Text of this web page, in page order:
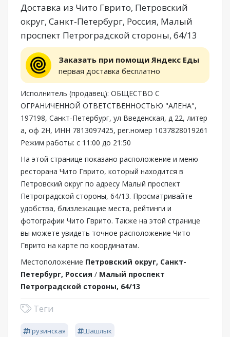
Доставка из Чито Гврито, Петровский
округ, Санкт-Петербург, Россия, Малый
проспект Петроградской стороны, 64/13
Заказать при помощи Яндекс Еды
первая доставка бесплатно
Исполнитель (продавец): ОБЩЕСТВО С
ОГРАНИЧЕННОЙ ОТВЕТСТВЕННОСТЬЮ "АЛЕНА",
197198, Санкт-Петербург, ул Введенская, д 22, литер
а, оф 2Н, ИНН 7813097425, рег.номер 1037828019261
Режим работы: с 11:00 до 21:50
На этой странице показано расположение и меню
ресторана Чито Гврито, который находится в
Петровский округ по адресу Малый проспект
Петроградской стороны, 64/13. Просматривайте
удобства, близлежащие места, рейтинги и
фотографии Чито Гврито. Также на этой странице
вы можете увидеть точное расположение Чито
Гврито на карте по координатам.
Местоположение Петровский округ, Санкт-
Петербург, Россия / Малый проспект
Петроградской стороны, 64/13
Теги
Грузинская Шашлык